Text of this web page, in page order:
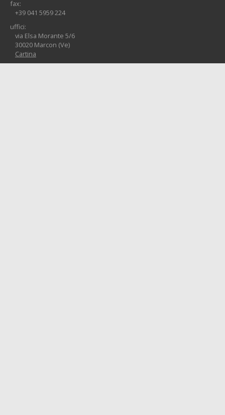
fax:
+39 041 5959 224
uffici:
via Elsa Morante 5/6
30020 Marcon (Ve)
Cartina